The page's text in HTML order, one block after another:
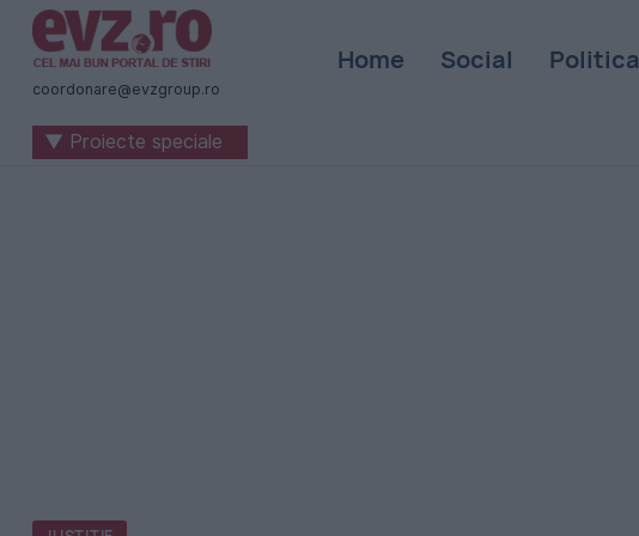
Știri
naționale
internaționale
coordonare@evzgroup.ro
Home Social Politica
▼ Proiecte speciale